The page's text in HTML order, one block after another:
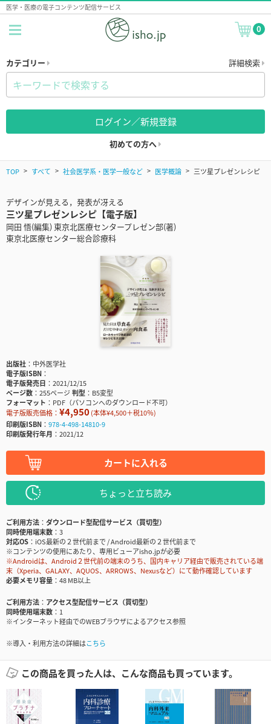
医学・医療の電子コンテンツ配信サービス
0
カテゴリー 詳細検索
ログイン／新規登録
初めての方へ
TOP すべて 社会医学系・医学一般など 医学概論 三ツ星プレゼンレシピ
デザインが見える，発表が冴える
三ツ星プレゼンレシピ【電子版】
岡田 悟(編集) 東京北医療センタープレゼン部(著)
東京北医療センター総合診療科
出版社
中外医学社
電子版ISBN
電子版発売日
2021/12/15
ページ数
255ページ判型
B5変型
フォーマット
PDF（パソコンへのダウンロード不可）
電子版販売価格： ¥4,950(本体¥4,500＋税10％)
印刷版ISBN
978-4-498-14810-9
印刷版発行年月
2021/12
カートに入れる
ちょっと立ち読み
ご利用方法
ダウンロード型配信サービス（買切型）
同時使用端末数
3
対応OS
iOS最新の２世代前まで / Android最新の２世代前まで
※コンテンツの使用にあたり、専用ビューアisho.jpが必要
※Androidは、Android２世代前の端末のうち、国内キャリア経由で販売されている端
末（Xperia、GALAXY、AQUOS、ARROWS、Nexusなど）にて動作確認しています
必要メモリ容量
48 MB以上
ご利用方法
アクセス型配信サービス（買切型）
同時使用端末数
1
※インターネット経由でのWEBブラウザによるアクセス参照
※導入・利用方法の詳細はこちら
この商品を買った人は、こんな商品も買っています。